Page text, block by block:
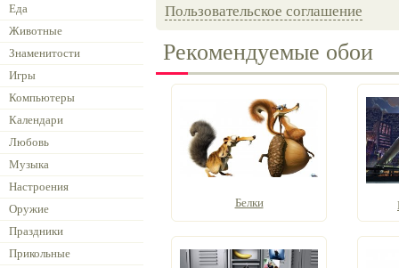
Еда
Животные
Знаменитости
Игры
Компьютеры
Календари
Любовь
Музыка
Настроения
Оружие
Праздники
Прикольные
Пользовательское соглашение
Рекомендуемые обои
Белки